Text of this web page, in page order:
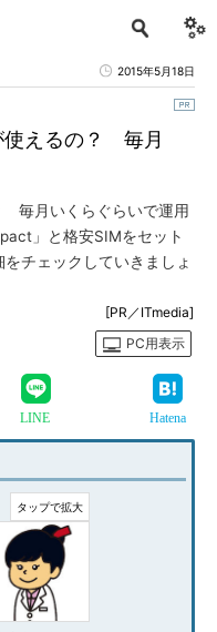
2015年5月18日
使えるの？ 毎月
毎月いくらぐらいで運用
」と格安SIMをセット
チェックしていきましょ
[PR／ITmedia]
PC用表示
LINE Hatena